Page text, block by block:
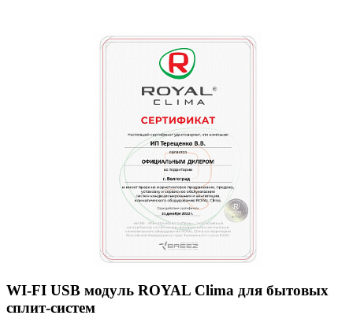
WI-FI USB модуль ROYAL Clima для бытовых
сплит-систем